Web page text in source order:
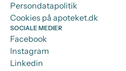
Persondatapolitik
Cookies på apoteket.dk
SOCIALE MEDIER
Facebook
Instagram
Linkedin